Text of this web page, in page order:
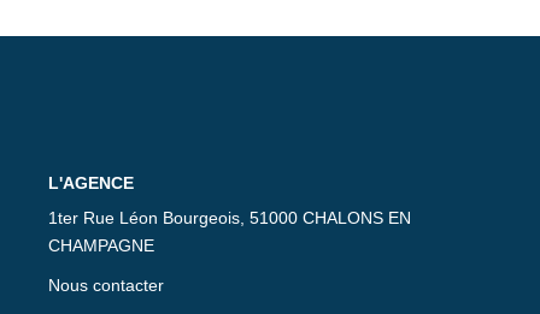
L'AGENCE
1ter Rue Léon Bourgeois, 51000 CHALONS EN
CHAMPAGNE
Nous contacter